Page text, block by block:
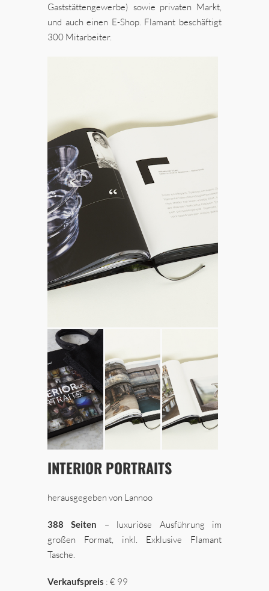
Gaststättengewerbe) sowie privaten Markt,
und auch einen E-Shop. Flamant beschäftigt
300 Mitarbeiter.
INTERIOR PORTRAITS
herausgegeben von Lannoo
388 Seiten
– luxuriöse Ausführung im
großen Format, inkl. Exklusive Flamant
Tasche.
Verkaufspreis : € 99